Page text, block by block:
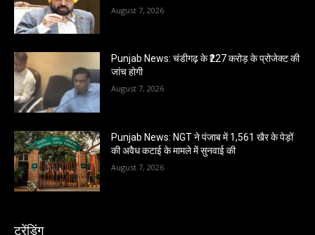
August 7, 2026
Punjab News: चंडीगढ़ के ₹227 करोड़ के प्रोजेक्ट की
जांच होगी
August 7, 2026
Punjab News: NGT ने पंजाब में 1,561 खैर के पेड़ों
की अवैध कटाई के मामले में सुनवाई की
August 7, 2026
ट्रेंडिंग